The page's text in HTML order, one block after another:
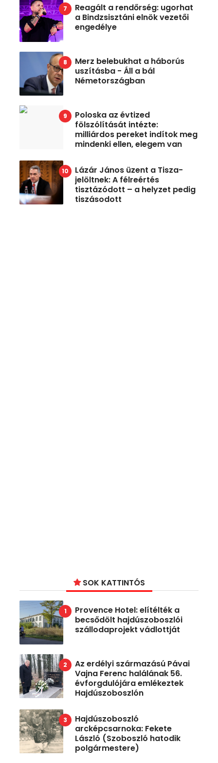
Reagált a rendőrség: ugorhat
a Bindzsisztáni elnök vezetői
engedélye
Merz belebukhat a háborús
uszításba - Áll a bál
Németországban
Poloska az évtized
fölszólítását intézte:
milliárdos pereket indítok meg
mindenki ellen, elegem van
Lázár János üzent a Tisza-
jelöltnek: A félreértés
tisztázódott – a helyzet pedig
tiszásodott
SOK KATTINTÓS
Provence Hotel: elítélték a
becsődölt hajdúszoboszlói
szállodaprojekt vádlottját
Az erdélyi származású Pávai
Vajna Ferenc halálának 56.
évforgdulójára emlékeztek
Hajdúszoboszlón
Hajdúszoboszló
arcképcsarnoka: Fekete
László (Szoboszló hatodik
polgármestere)